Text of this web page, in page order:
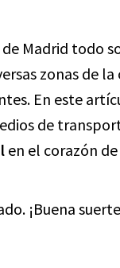
Madrid todo
zonas de la
En este
de
en el corazón
¡Buena